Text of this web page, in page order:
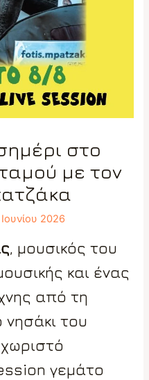
στο
με τον
2026
, μουσικός του
και ένας
από τη
του
γεμάτο